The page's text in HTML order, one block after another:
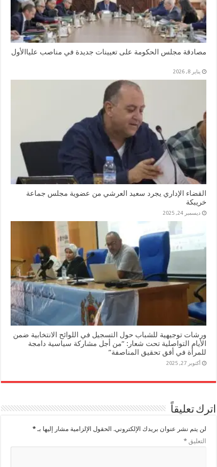
مصادقة مجلس الحكومة على تعيينات جديدة في مناصب علياالأول
يناير 8, 2026
القضاء الإداري يجرد سعيد العرشي من عضوية مجلس جماعة
خريبكة
ديسمبر 24, 2025
ورشات توجيهية للشباب حول التسجيل في اللوائح الانتخابية ضمن
الأيام التواصلية تحت شعار: “من أجل مشاركة سياسية دامجة
للمرأة في أفق تحقيق المناصفة”
أكتوبر 27, 2025
اترك تعليقاً
لن يتم نشر عنوان بريدك الإلكتروني. الحقول الإلزامية مشار إليها بـ*
التعليق*